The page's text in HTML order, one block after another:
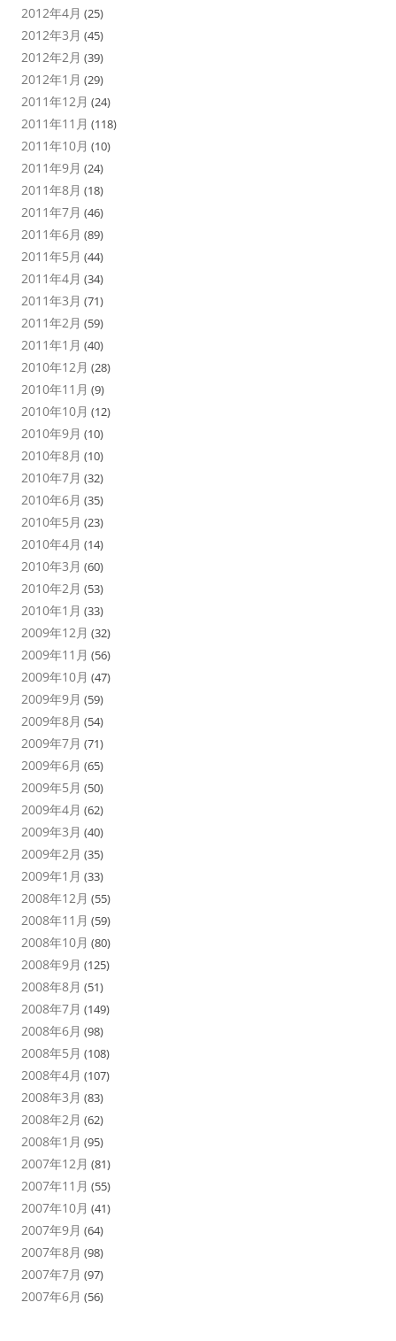
2012年4月 (25)
2012年3月 (45)
2012年2月 (39)
2012年1月 (29)
2011年12月 (24)
2011年11月 (118)
2011年10月 (10)
2011年9月 (24)
2011年8月 (18)
2011年7月 (46)
2011年6月 (89)
2011年5月 (44)
2011年4月 (34)
2011年3月 (71)
2011年2月 (59)
2011年1月 (40)
2010年12月 (28)
2010年11月 (9)
2010年10月 (12)
2010年9月 (10)
2010年8月 (10)
2010年7月 (32)
2010年6月 (35)
2010年5月 (23)
2010年4月 (14)
2010年3月 (60)
2010年2月 (53)
2010年1月 (33)
2009年12月 (32)
2009年11月 (56)
2009年10月 (47)
2009年9月 (59)
2009年8月 (54)
2009年7月 (71)
2009年6月 (65)
2009年5月 (50)
2009年4月 (62)
2009年3月 (40)
2009年2月 (35)
2009年1月 (33)
2008年12月 (55)
2008年11月 (59)
2008年10月 (80)
2008年9月 (125)
2008年8月 (51)
2008年7月 (149)
2008年6月 (98)
2008年5月 (108)
2008年4月 (107)
2008年3月 (83)
2008年2月 (62)
2008年1月 (95)
2007年12月 (81)
2007年11月 (55)
2007年10月 (41)
2007年9月 (64)
2007年8月 (98)
2007年7月 (97)
2007年6月 (56)